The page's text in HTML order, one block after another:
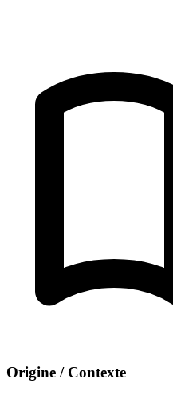
Origine / Contexte